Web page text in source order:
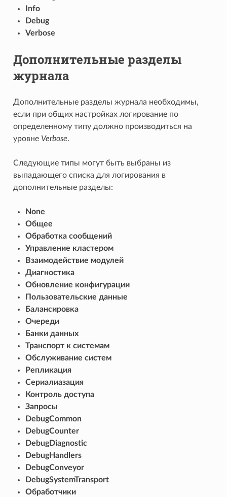
Info
Debug
Verbose
Дополнительные разделы
журнала
Дополнительные разделы журнала необходимы,
если при общих настройках логирование по
определенному типу должно производиться на
уровне Verbose.
Следующие типы могут быть выбраны из
выпадающего списка для логирования в
дополнительные разделы:
None
Общее
Обработка сообщений
Управление кластером
Взаимодействие модулей
Диагностика
Обновление конфигурации
Пользовательские данные
Балансировка
Очереди
Банки данных
Транспорт к системам
Обслуживание систем
Репликация
Сериалиазация
Контроль доступа
Запросы
DebugCommon
DebugCounter
DebugDiagnostic
DebugHandlers
DebugConveyor
DebugSystemTransport
Обработчики